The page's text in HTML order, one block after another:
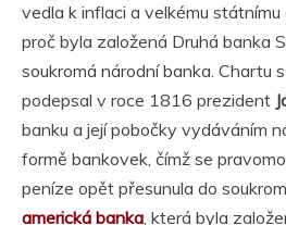
vedla k inflaci a velkému státnímu
proč byla založená Druhá banka
soukromá národní banka. Chartu
podepsal v roce 1816 prezident
banku a její pobočky vydáváním
formě bankovek, čímž se
peníze opět přesunula do
americká banka, která byla